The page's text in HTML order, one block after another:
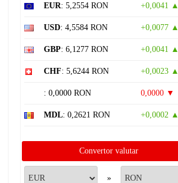
EUR: 5,2554 RON +0,0041 ▲
USD: 4,5584 RON +0,0077 ▲
GBP: 6,1277 RON +0,0041 ▲
CHF: 5,6244 RON +0,0023 ▲
: 0,0000 RON 0,0000 ▼
MDL: 0,2621 RON +0,0002 ▲
Convertor valutar
»